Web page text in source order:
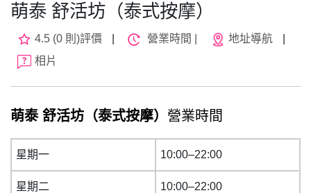
萌泰 舒活坊（泰式按摩）
4.5 (0 則)評價 營業時間 | 地址導航
相片
萌泰 舒活坊（泰式按摩） 營業時間
星期一 10:00–22:00
星期二 10:00–22:00